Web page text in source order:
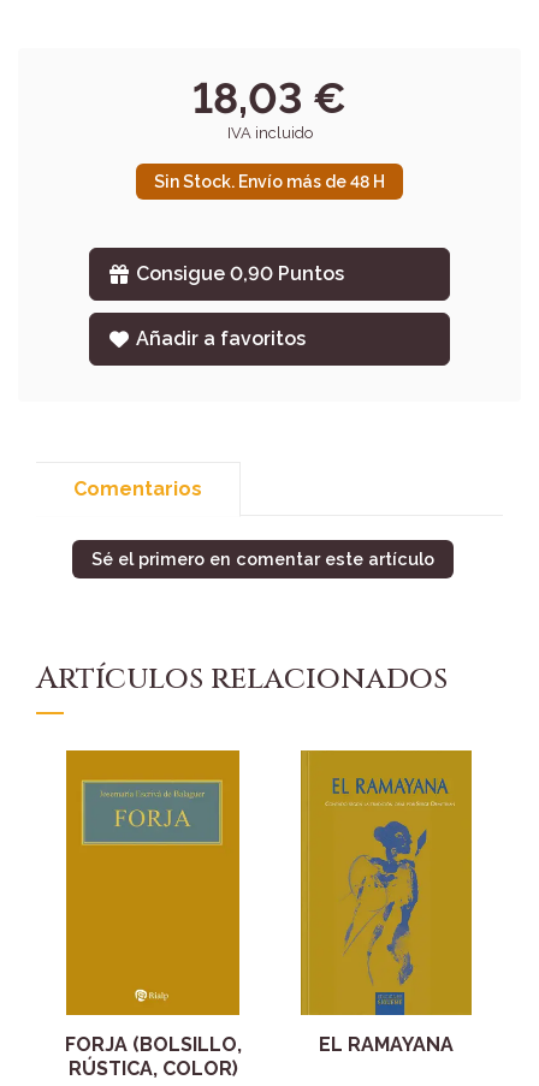
18,03 €
IVA incluido
Sin Stock. Envío más de 48 H
Consigue 0,90 Puntos
Añadir a favoritos
Comentarios
Sé el primero en comentar este artículo
Artículos relacionados
FORJA (BOLSILLO,
RÚSTICA, COLOR)
EL RAMAYANA